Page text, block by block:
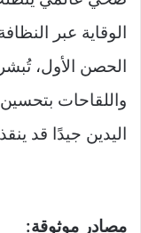
الوقاية عبر
الحصن الأول،
واللقاحات
اليدين جيدًا قد
مصادر موثوقة: